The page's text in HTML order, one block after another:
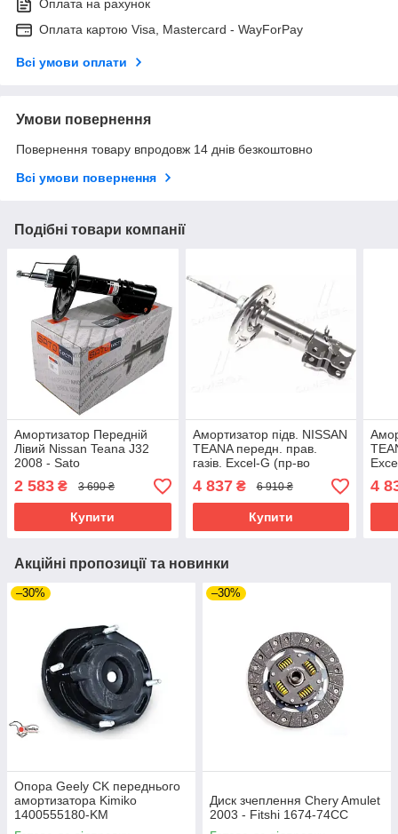
Оплата на рахунок
Оплата картою Visa, Mastercard - WayForPay
Всі умови оплати
Умови повернення
Повернення товару впродовж 14 днів безкоштовно
Всі умови повернення
Подібні товари компанії
Амортизатор Передній
Лівий Nissan Teana J32
2008 - Sato
2 583 ₴ 3 690 ₴
Купити
Амортизатор підв. NISSAN
TEANA передн. прав.
газів. Excel-G (пр-во
Kayaba)
4 837₴ 6 910 ₴
Купити
4
Акційні пропозиції та новинки
–30%
Опора Geely CK переднього
амортизатора Kimiko
1400555180-KM
–30%
Диск зчеплення Chery Amulet
2003 - Fitshi 1674-74CC